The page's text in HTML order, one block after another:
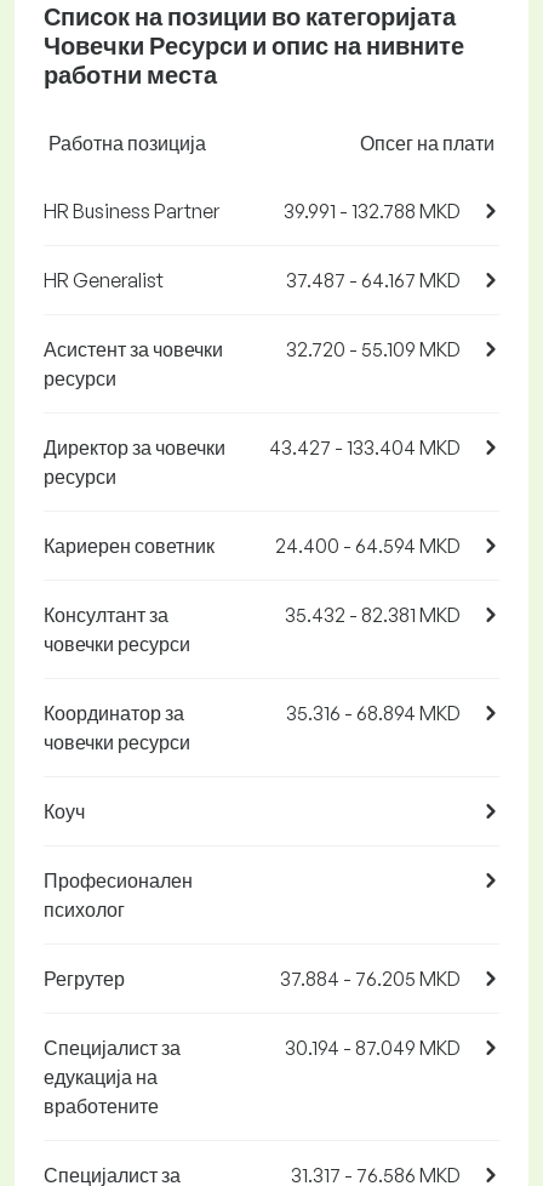
Список на позиции во категоријата
Човечки Ресурси и опис на нивните
работни места
Работна позиција Опсег на плати
HR Business Partner 39.991 - 132.788 MKD
HR Generalist 37.487 - 64.167 MKD
Асистент за човечки
ресурси
32.720 - 55.109 MKD
Директор за човечки
ресурси
43.427 - 133.404 MKD
Кариерен советник 24.400 - 64.594 MKD
Консултант за
човечки ресурси
35.432 - 82.381 MKD
Координатор за
човечки ресурси
35.316 - 68.894 MKD
Коуч
Професионален
психолог
Регрутер 37.884 - 76.205 MKD
Специјалист за
едукација на
вработените
30.194 - 87.049 MKD
Специјалист за 31.317 - 76.586 MKD